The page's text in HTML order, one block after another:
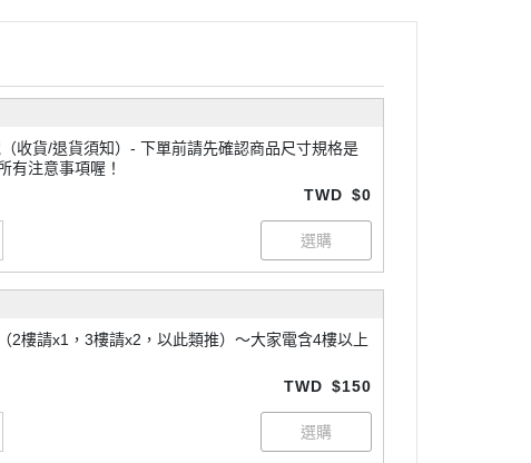
）- 下單前請先確認商品尺寸規格是
有注意事項喔！
TWD $0
2樓請x1，3樓請x2，以此類推）～大家電含4樓以上
TWD $150